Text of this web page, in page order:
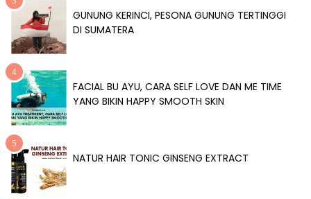
GUNUNG KERINCI, PESONA GUNUNG TERTINGGI
DI SUMATERA
FACIAL BU AYU, CARA SELF LOVE DAN ME TIME
YANG BIKIN HAPPY SMOOTH SKIN
NATUR HAIR TONIC GINSENG EXTRACT